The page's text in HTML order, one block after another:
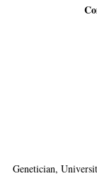
Genetician,